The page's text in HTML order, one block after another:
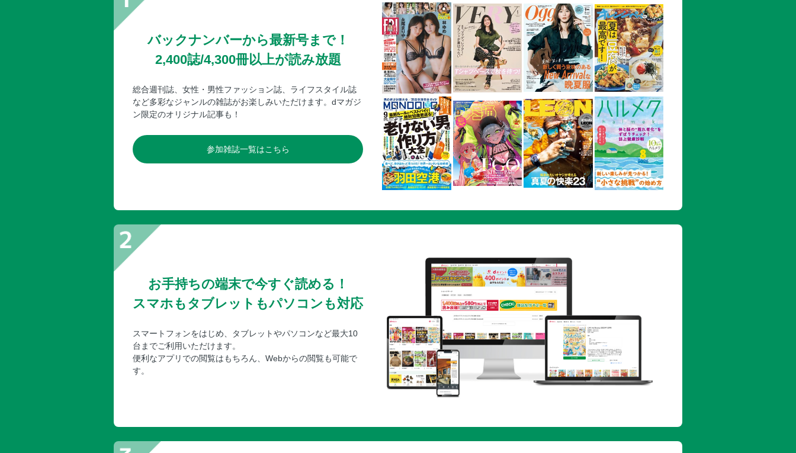
パスタ風／もやしのナポリタン
もやし×サブおかず ●あえもの もやしのピリ辛あえ／もやしのたらこバタ
ーあえ／もやしときゅうりの中華あえ／もやしのおかかねぎあえ／もやしの
からし納豆あえ／ゆでもやしといんげんの天かすあえ
●ナムル もやしと絹さやのナムル／もやしとにらのナムル／もやしとにんじ
んのナムル／もやしのシンプルナムル／もやしとほうれん草のナムル／もや
しの３色ナムル
●汁もの もやしと桜えびのエスニック風スープ／もやしとにら、豚肉の中華
スープ／もやしのピリ辛ごまスープ／大豆もやしとわかめのスープ／豆もや
しと鶏ひき肉の炒めスープ／もやしのラーメン風
PART３ 高たんぱくな２大節約食材 豆腐・卵のおかず
豆腐×簡単おかず ●焼く 豆腐のソテー、ひき肉ソースかけ
豆腐ステーキにんにくトマトしょうゆソース／照り焼き豆腐ステーキ
り大根ギョーザ
●煮る 湯どうふ／マーボー豆腐
豆腐としいたけの中華うま煮／豆腐のひき肉のせカレー煮／豆腐ときのこの
かに豆腐／豆腐と豚肉のさっと煮／カレー風味の肉豆腐
豆腐入りロールキャベツ／塩肉豆腐／豆腐とえのきの炒め煮／豆腐、ベーコ
ン、青菜のオイスター煮
●炒める ゴーヤチャンプルー／かみなり豆腐
豆腐とエリンギのソテー／いり豆腐／豆腐とブロッコリーのたらこ炒め
豆腐とえのきの梅おかか炒め／豆腐と鶏のにんにく炒め／ピーマンの炒り豆
●揚げる 豆腐のねぎみそはさみ揚げ／豆腐とひき肉のがんもどき／お手軽揚
げ豆腐
バックナンバーから最新号まで！
2,400誌/4,300冊以上が読み放題
総合週刊誌、女性・男性ファッション誌、ライフスタイル誌
など多彩なジャンルの雑誌がお楽しみいただけます。dマガジ
ン限定のオリジナル記事も！
参加雑誌一覧はこちら
お手持ちの端末で今すぐ読める！
スマホもタブレットもパソコンも対応
スマートフォンをはじめ、タブレットやパソコンなど最大10
台までご利用いただけます。
便利なアプリでの閲覧はもちろん、Webからの閲覧も可能で
す。